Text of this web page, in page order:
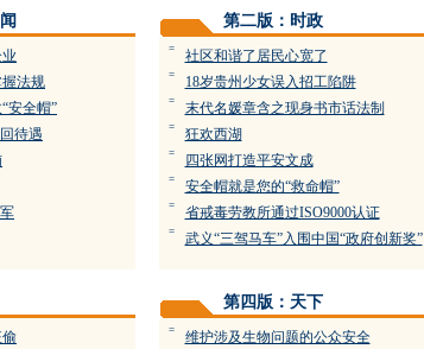
法规
安全帽”
待遇
第二版：时政
= 社区和谐了居民心宽了
= 18岁贵州少女误入招工陷阱
= 末代名媛章含之现身书市话法制
= 狂欢西湖
= 四张网打造平安文成
= 安全帽就是您的“救命帽”
= 省戒毒劳教所通过ISO9000认证
= 武义“三驾马车”入围中国“政府创新奖”
第四版：天下
= 维护涉及生物问题的公众安全